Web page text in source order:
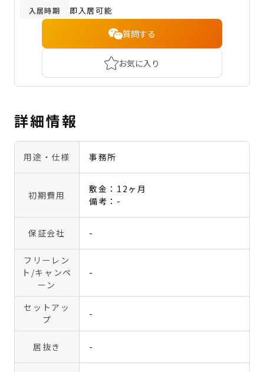
入居時期 即入居可能
質問する
お気に入り
詳細情報
用途・仕様 事務所
初期費用
敷金：12ヶ月
備考：-
保証会社 -
フリーレン
ト /キャンペ
ーン
-
セットアッ
プ
-
居抜き -